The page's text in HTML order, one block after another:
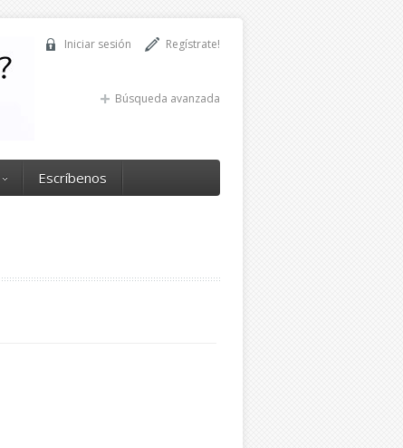
Regístrate!
Iniciar sesión
Búsqueda avanzada
Escríbenos